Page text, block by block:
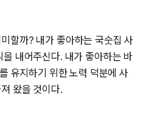
할까? 내가 좋아하는 국숫집 사
내어주신다. 내가 좋아하는 바
유지하기 위한 노력 덕분에 사
왔을 것이다.